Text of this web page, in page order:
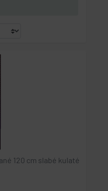
120 cm slabé kulaté